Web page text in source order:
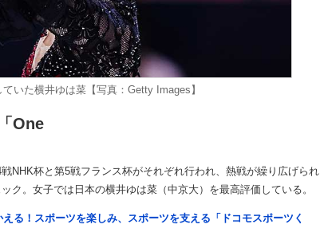
いた横井ゆは菜【写真：Getty Images】
One
杯と第5戦フランス杯がそれぞれ行われ、熱戦が繰り広げられ
ク。女子では日本の横井ゆは菜（中京大）を最高評価している。
！スポーツを楽しみ、スポーツを支える「ドコモスポーツく